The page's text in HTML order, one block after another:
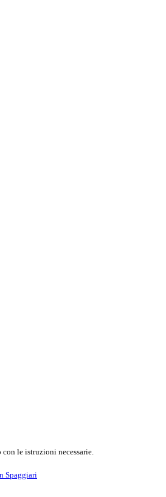
le istruzioni necessarie.
Spaggiari